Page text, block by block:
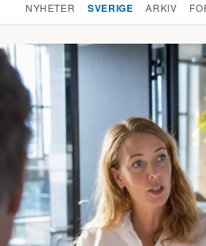
NYHETER SVERIGE ARKIV